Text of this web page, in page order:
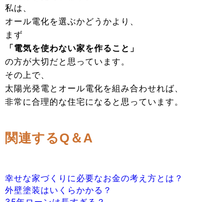
私は、
オール電化を選ぶかどうかより、
まず
「電気を使わない家を作ること」
の方が大切だと思っています。
その上で、
太陽光発電とオール電化を組み合わせれば、
非常に合理的な住宅になると思っています。
関連するQ＆A
幸せな家づくりに必要なお金の考え方とは？
外壁塗装はいくらかかる？